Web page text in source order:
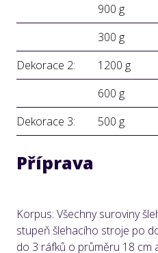
900 g
300 g
Dekorace 2:
1200 g
600 g
Dekorace 3:
500 g
Příprava
Korpus: Všechny suroviny
stupeň šlehacího stroje po
do 3 ráfků o průměru 18 cm